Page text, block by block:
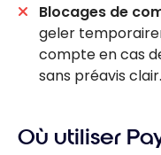
Blocages de
geler
compte en cas
sans préavis clair.
Où utiliser